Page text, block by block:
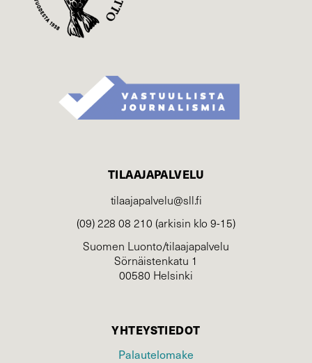
TILAAJAPALVELU
tilaajapalvelu@sll.fi
(09) 228 08 210 (arkisin klo 9-15)
Suomen Luonto/tilaajapalvelu
Sörnäistenkatu 1
00580 Helsinki
YHTEYSTIEDOT
Palautelomake